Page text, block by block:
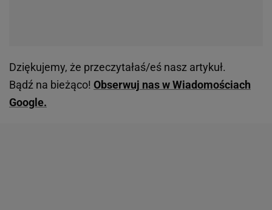
Dziękujemy, że przeczytałaś/eś nasz artykuł.
Bądź na bieżąco! Obserwuj nas w Wiadomościach
Google.